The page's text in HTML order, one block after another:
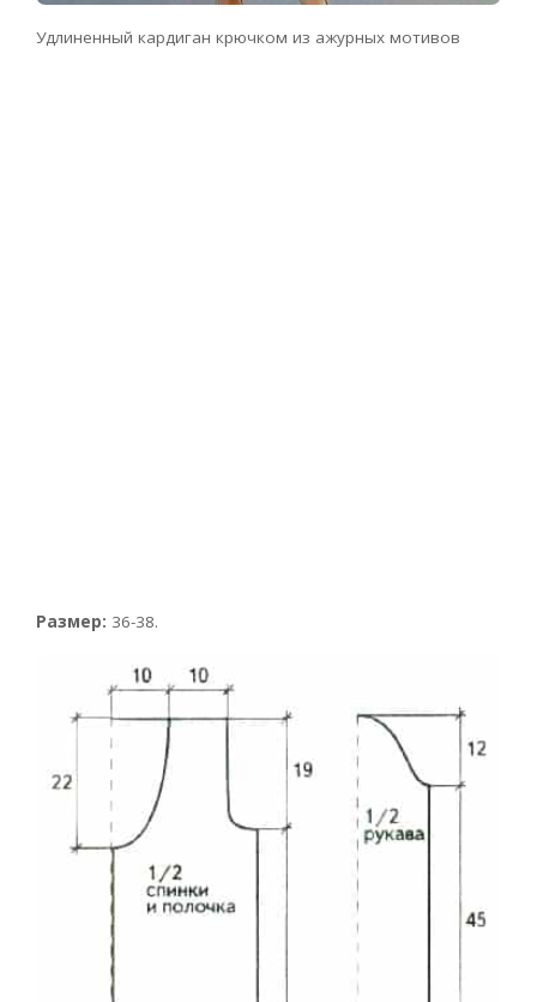
Удлиненный кардиган крючком из ажурных мотивов
Размер: 36-38.